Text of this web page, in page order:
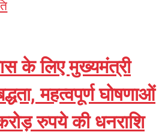
के लिए मुख्यमंत्री
महत्वपूर्ण घोषणाओं
रुपये की धनराशि